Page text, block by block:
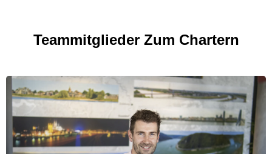
Teammitglieder Zum Chartern